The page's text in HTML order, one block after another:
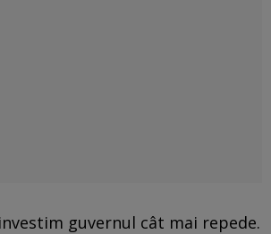
guvernul cât mai repede.